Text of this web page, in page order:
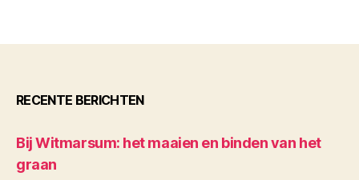
RECENTE BERICHTEN
Bij Witmarsum: het maaien en binden van het
graan